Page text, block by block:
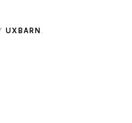
UXBARN .